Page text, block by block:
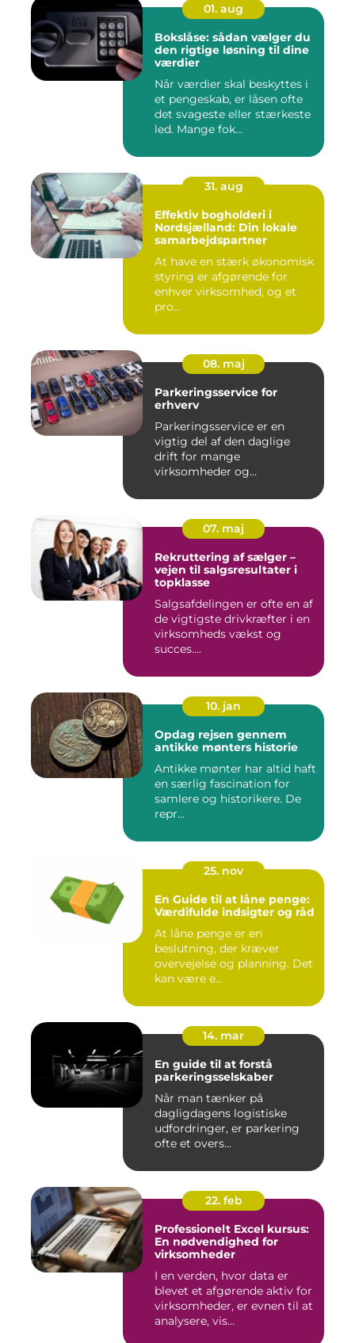
01. aug
Bokslåse: sådan vælger du
den rigtige løsning til dine
værdier
Når værdier skal beskyttes i
et pengeskab, er låsen ofte
det svageste eller stærkeste
led. Mange fok...
31. aug
Effektiv bogholderi i
Nordsjælland: Din lokale
samarbejdspartner
At have en stærk økonomisk
styring er afgørende for
enhver virksomhed, og et
pro...
08. maj
Parkeringsservice for
erhverv
Parkeringsservice er en
vigtig del af den daglige
drift for mange
virksomheder og
07. maj
Rekruttering af sælger –
vejen til salgsresultater i
topklasse
Salgsafdelingen er ofte en af
de vigtigste drivkræfter i en
virksomheds vækst og
succes....
10. jan
Opdag rejsen gennem
antikke mønters historie
Antikke mønter har altid haft
en særlig fascination for
samlere og historikere. De
repr...
25. nov
En Guide til at låne penge:
Værdifulde indsigter og råd
At låne penge er en
beslutning, der kræver
overvejelse og planning. Det
kan være e...
14. mar
En guide til at forstå
parkeringsselskaber
Når man tænker på
dagligdagens logistiske
udfordringer, er parkering
ofte et overs...
22. feb
Professionelt Excel kursus:
En nødvendighed for
virksomheder
I en verden, hvor data er
blevet et afgørende aktiv for
virksomheder, er evnen til at
analysere, vis...